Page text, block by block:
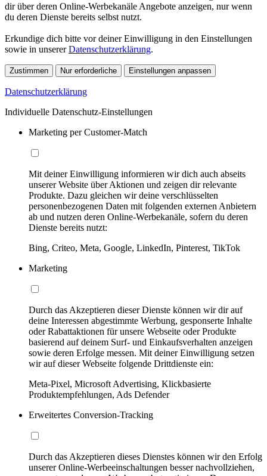
dir über deren Online-Werbekanäle Angebote anzeigen, nur wenn
du deren Dienste bereits selbst nutzt.
Erkundige dich bitte vor deiner Einwilligung in den Einstellungen
sowie in unsererDatenschutzerklärung.
Zustimmen Nur erforderliche Einstellungen anpassen
Datenschutzerklärung
Individuelle Datenschutz-Einstellungen
Marketing per Customer-Match
Mit deiner Einwilligung informieren wir dich auch abseits
unserer Website über Aktionen und zeigen dir relevante
Produkte. Dazu gleichen wir deine verschlüsselten
personenbezogenen Daten mit folgenden externen Anbietern
ab und nutzen deren Online-Werbekanäle, sofern du deren
Dienste bereits nutzt:
Bing, Criteo, Meta, Google, LinkedIn, Pinterest, TikTok
Marketing
Durch das Akzeptieren dieser Dienste können wir dir auf
deine Interessen abgestimmte Werbung, gesponserte Inhalte
oder Rabattaktionen für unsere Webseite oder Produkte
basierend auf deinem Surf- und Einkaufsverhalten anzeigen
sowie deren Erfolge messen. Mit deiner Einwilligung setzen
wir auf dieser Webseite folgende Drittdienste ein:
Meta-Pixel, Microsoft Advertising, Klickbasierte
Produktempfehlungen, Ads Defender
Erweitertes Conversion-Tracking
Durch das Akzeptieren dieses Dienstes können wir den Erfolg
unserer Online-Werbeeinschaltungen besser nachvollziehen,